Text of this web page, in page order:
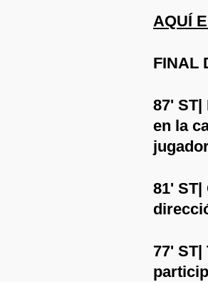
AQUÍ
FINAL
87'
en la
81'
77'